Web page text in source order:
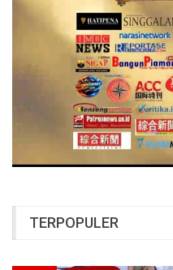
TERPOPULER